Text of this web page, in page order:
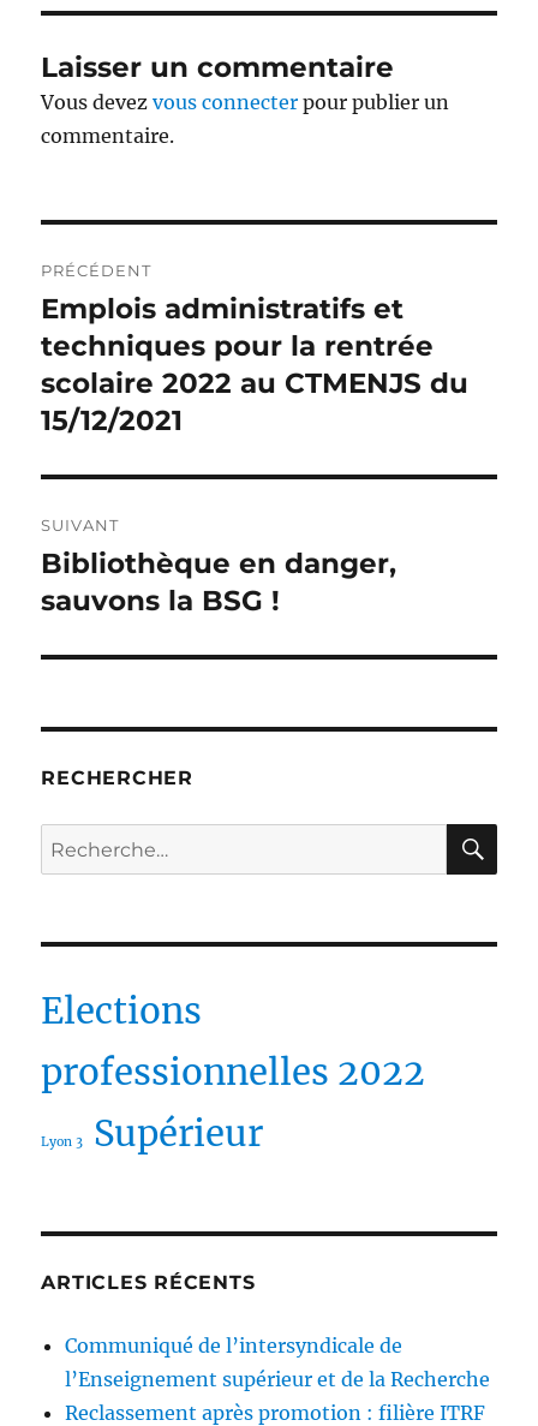
Laisser un commentaire
Vous devezvous connecter pour publier un
commentaire.
de
l’article
PRÉCÉDENT
Publication
précédente :
Emplois administratifs et
techniques pour la rentrée
scolaire 2022 au CTMENJS du
15/12/2021
SUIVANT
Publication
suivante :
Bibliothèque en danger,
sauvons la BSG !
RECHERCHER
Recherche
pour :
Elections
professionnelles 2022
Lyon 3 Supérieur
ARTICLES RÉCENTS
Communiqué de l’intersyndicale de
l’Enseignement supérieur et de la Recherche
Reclassement après promotion : filière ITRF